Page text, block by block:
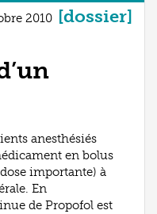
2010 [dossier]
anesthésiés
en bolus
importante) à
En
de Propofol est